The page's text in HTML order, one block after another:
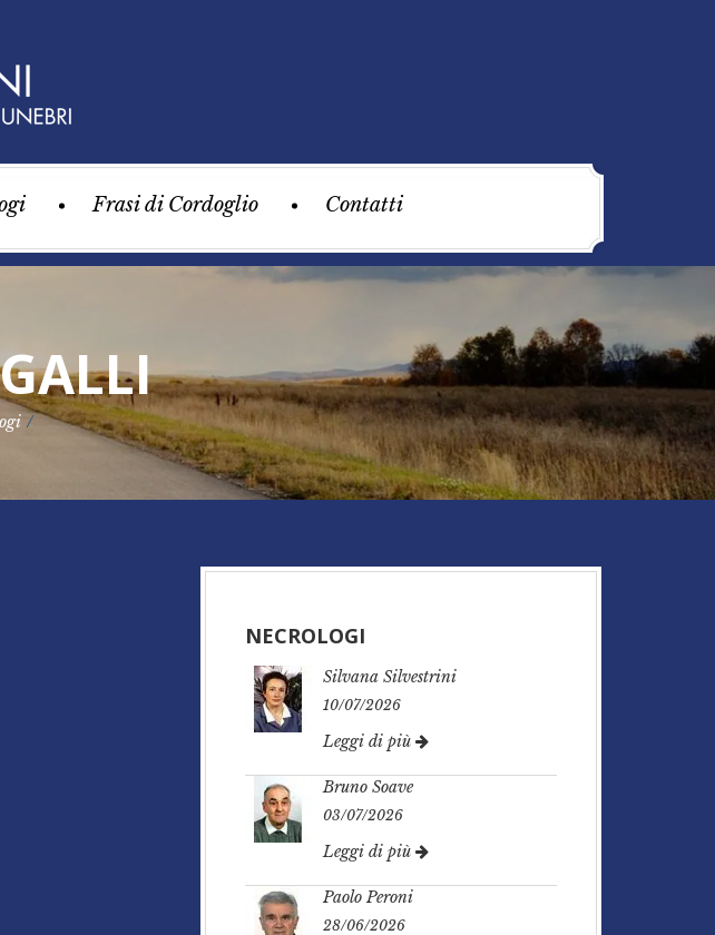
Frasi di Cordoglio Contatti
NECROLOGI
Silvana Silvestrini
10/07/2026
Leggi di più
Bruno Soave
03/07/2026
Leggi di più
Paolo Peroni
28/06/2026